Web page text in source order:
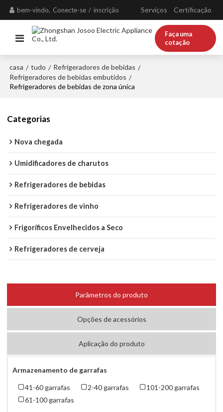
bem-vindo, Conecte-se / inscrição Serviços Certificação
Faça uma
cotação
casa / tudo / Refrigeradores de bebidas /
Refrigeradores de bebidas embutidos /
Refrigeradores de bebidas de zona única
Categorias
Nova chegada
Umidificadores de charutos
Refrigeradores de bebidas
Refrigeradores de vinho
Frigoríficos Envelhecidos a Seco
Refrigeradores de cerveja
Parâmetros do produto
Opções de acessórios
Aplicação do produto
Armazenamento de garrafas
41-60 garrafas 2-40 garrafas
101-200 garrafas
61-100 garrafas